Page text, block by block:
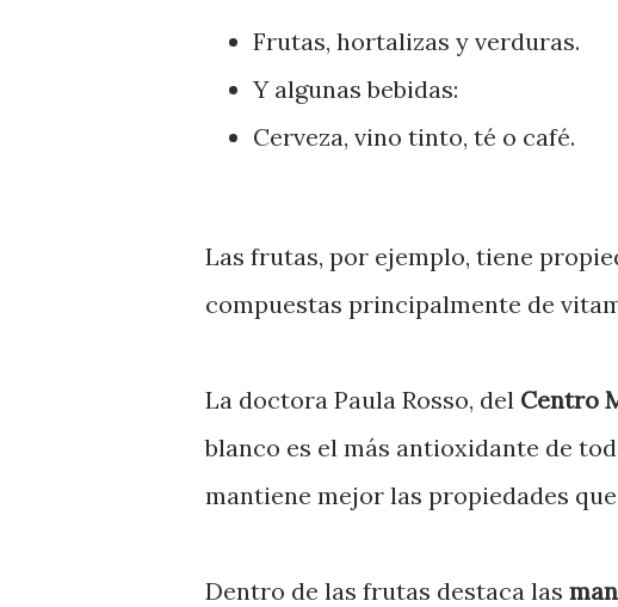
Frutas, hortalizas y verduras.
Y algunas bebidas:
Cerveza, vino tinto, té o café.
Las frutas, por ejemplo, tiene
compuestas principalmente de
La doctora Paula Rosso, del Centro
blanco es el más antioxidante de
mantiene mejor las propiedades
Dentro de las frutas destaca las